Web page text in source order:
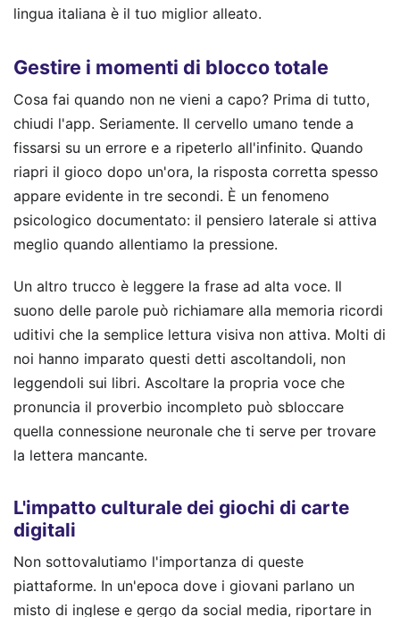
lingua italiana è il tuo miglior alleato.
Gestire i momenti di blocco totale
Cosa fai quando non ne vieni a capo? Prima di tutto,
chiudi l'app. Seriamente. Il cervello umano tende a
fissarsi su un errore e a ripeterlo all'infinito. Quando
riapri il gioco dopo un'ora, la risposta corretta spesso
appare evidente in tre secondi. È un fenomeno
psicologico documentato: il pensiero laterale si attiva
meglio quando allentiamo la pressione.
Un altro trucco è leggere la frase ad alta voce. Il
suono delle parole può richiamare alla memoria ricordi
uditivi che la semplice lettura visiva non attiva. Molti di
noi hanno imparato questi detti ascoltandoli, non
leggendoli sui libri. Ascoltare la propria voce che
pronuncia il proverbio incompleto può sbloccare
quella connessione neuronale che ti serve per trovare
la lettera mancante.
L'impatto culturale dei giochi di carte
digitali
Non sottovalutiamo l'importanza di queste
piattaforme. In un'epoca dove i giovani parlano un
misto di inglese e gergo da social media, riportare in